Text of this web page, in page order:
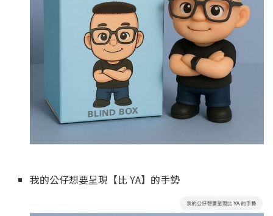
我的公仔想要呈現【比 YA】的手勢